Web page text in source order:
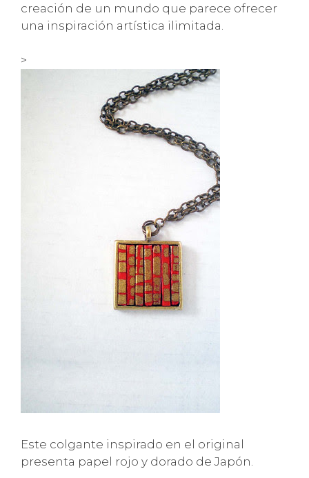
creación de un mundo que parece ofrecer
una inspiración artística ilimitada.
>
Este colgante inspirado en el original
presenta papel rojo y dorado de Japón.